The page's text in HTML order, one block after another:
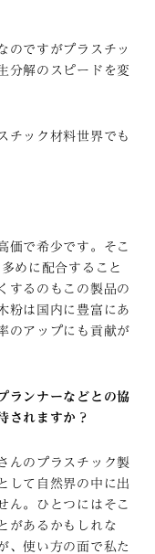
のですがプラスチッ
分解のスピードを変
チック材料世界でも
価で希少です。そこ
めに配合すること
するのもこの製品の
粉は国内に豊富にあ
のアップにも貢献が
ランナーなどとの協
されますか？
んのプラスチック製
して自然界の中に出
ん。ひとつにはそこ
があるかもしれな
、使い方の面で私た